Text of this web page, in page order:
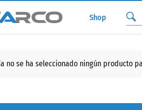
Shop
no se ha seleccionado ningún producto